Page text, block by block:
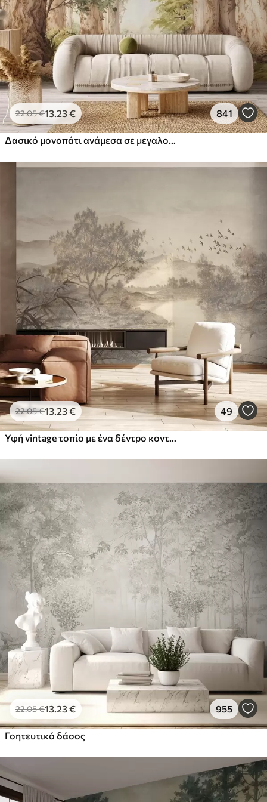
44.9826.99€/m²
Πρίμιουμ
56.6734.00 € /m²
Premium βινύλιο
65.00 39 .00 €/m²
Peel and Stick
81.6749.00€/m²
22.05€13 .23€ 841
22.05€13 .23€ 49
22.05€13 .23€ 955
Γοητευτικό δάσος